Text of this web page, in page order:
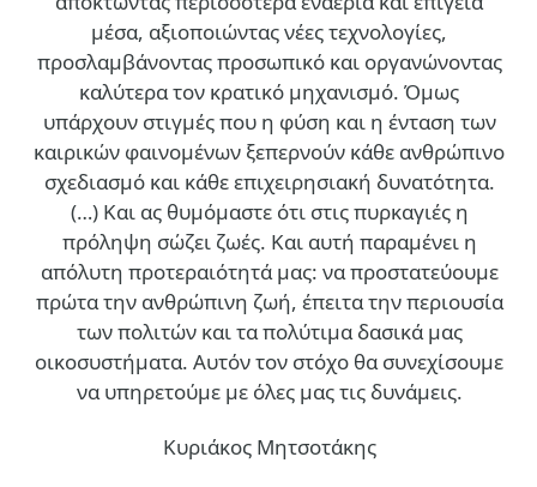
μέσα, αξιοποιώντας νέες τεχνολογίες,
προσλαμβάνοντας προσωπικό και οργανώνοντας
καλύτερα τον κρατικό μηχανισμό. Όμως
υπάρχουν στιγμές που η φύση και η ένταση των
καιρικών φαινομένων ξεπερνούν κάθε ανθρώπινο
σχεδιασμό και κάθε επιχειρησιακή δυνατότητα.
(…) Και ας θυμόμαστε ότι στις πυρκαγιές η
πρόληψη σώζει ζωές. Και αυτή παραμένει η
απόλυτη προτεραιότητά μας: να προστατεύουμε
πρώτα την ανθρώπινη ζωή, έπειτα την περιουσία
των πολιτών και τα πολύτιμα δασικά μας
οικοσυστήματα. Αυτόν τον στόχο θα συνεχίσουμε
να υπηρετούμε με όλες μας τις δυνάμεις.
Κυριάκος Μητσοτάκης